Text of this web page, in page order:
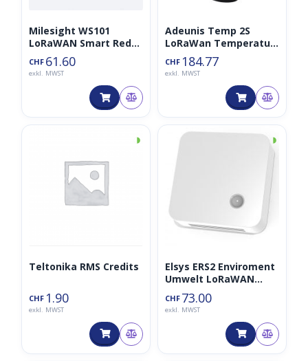
Milesight WS101
LoRaWAN Smart Red
SOS Button
CHF 61.60
exkl. MWST
Adeunis Temp 2S
LoRaWan Temperatur
Sensor 868MHz
CHF 184.77
exkl. MWST
◑
Teltonika RMS Credits
CHF 1.90
exkl. MWST
◑
Elsys ERS2 Enviroment
Umwelt LoRaWAN
Sensor 868MHz
CHF 73.00
exkl. MWST